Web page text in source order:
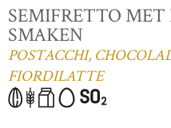
SEMIFRETTO MET
SMAKEN
POSTACCHI,
FIORDILATTE